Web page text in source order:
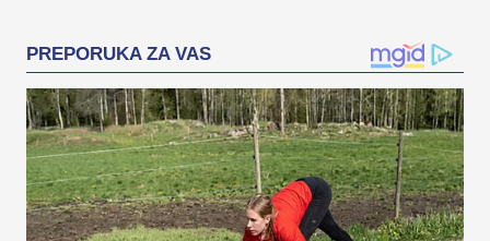
PREPORUKA ZA VAS